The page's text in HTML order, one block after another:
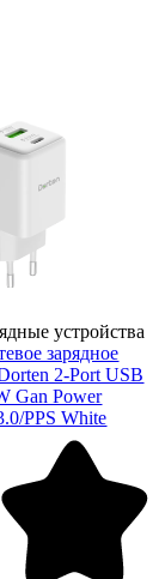
устройства
зарядное
2-Port USB
Gan Power
PPS White